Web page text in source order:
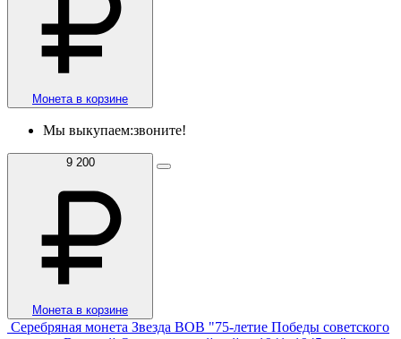
Монета в корзине
Мы выкупаем:звоните!
9 200
Монета в корзине
Серебряная монета Звезда ВОВ "75-летие Победы советского